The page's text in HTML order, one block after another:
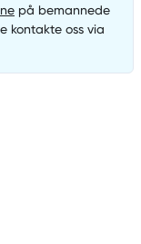
på bemannede
kontakte oss via